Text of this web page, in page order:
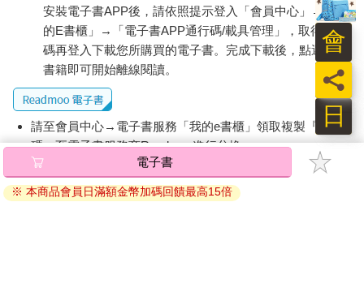
安裝電子書APP後，請依照提示登入「會員中心」→「我
的E書櫃」→「電子書APP通行碼/載具管理」，取得通行
碼再登入下載您所購買的電子書。完成下載後，點選任一
書籍即可開始離線閱讀。
請至會員中心→電子書服務「我的e書櫃」領取複製『兌換
碼』至電子書服務商Readmoo進行兌換。
退換貨須知：
因版權保護，您在金石堂所購買的電子書僅能以金石堂專屬
電子書
※ 本商品會員日滿額金幣加碼回饋最高15倍
日
員
會